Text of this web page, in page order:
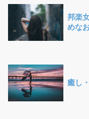
邦楽
めな
癒し